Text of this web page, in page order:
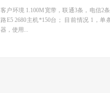
客户环境 1.100M宽带，联通3条，电信2
路E5 2680主机*150台； 目前情况 1，
器，使用...